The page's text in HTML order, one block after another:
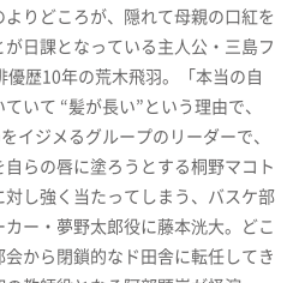
りどころが、隠れて母親の口紅を
日課となっている主人公・三島フ
優歴10年の荒木飛羽。「本当の自
いて “髪が長い”という理由で、
イジメるグループのリーダーで、
らの唇に塗ろうとする桐野マコト
し強く当たってしまう、バスケ部
ー・夢野太郎役に藤本洸大。どこ
から閉鎖的なド田舎に転任してき